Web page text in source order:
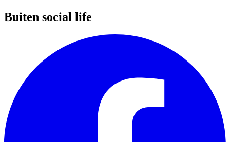
Buiten social life